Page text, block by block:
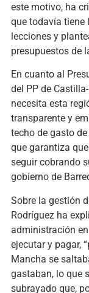
este motivo, ha
que todavía tiene
lecciones y
presupuestos de
En cuanto al
del PP de
necesita esta
transparente y
techo de gasto
que garantiza
seguir cobrando
gobierno de
Sobre la gestión
Rodríguez ha
administración
ejecutar y pagar,
Mancha se
gastaban, lo que
subrayado que,